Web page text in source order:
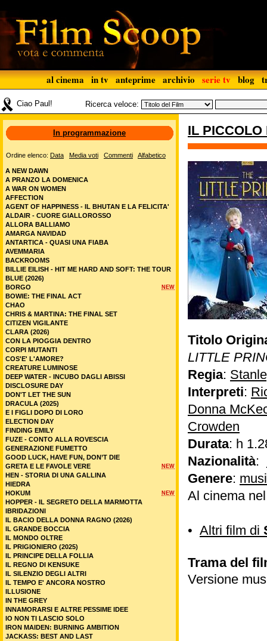
al cinema in tv anteprime archivio serie tv blog
Ciao Paul! Ricerca veloce:
IL PICCOLO
Titolo
LITTLE
Regia:
Interpreti:
Donna
Crowden
Durata: h
Nazionalità:
Genere:
Al cinema
• Altri film di
Trama del
Versione
In programmazione
Ordine elenco: Data Media voti Commenti Alfabetico
A NEW DAWN
A PRANZO LA DOMENICA
A WAR ON WOMEN
AFFECTION
AGENT OF HAPPINESS - IL BHUTAN E LA FELICITA'
ALDAIR - CUORE GIALLOROSSO
ALLORA BALLIAMO
AMARGA NAVIDAD
ANTARTICA - QUASI UNA FIABA
AVEMMARIA
BACKROOMS
BILLIE EILISH - HIT ME HARD AND SOFT: THE TOUR
BLUE (2026)
NEW
BORGO
BOWIE: THE FINAL ACT
CHAO
CHRIS & MARTINA: THE FINAL SET
CITIZEN VIGILANTE
CLARA (2026)
CON LA PIOGGIA DENTRO
CORPI MUTANTI
COS'E' L'AMORE?
CREATURE LUMINOSE
DEEP WATER - INCUBO DAGLI ABISSI
DISCLOSURE DAY
DON'T LET THE SUN
DRACULA (2025)
E I FIGLI DOPO DI LORO
ELECTION DAY
FINDING EMILY
FUZE - CONTO ALLA ROVESCIA
GENERAZIONE FUMETTO
GOOD LUCK, HAVE FUN, DON’T DIE
NEW
GRETA E LE FAVOLE VERE
HEN - STORIA DI UNA GALLINA
HIEDRA
NEW
HOKUM
HOPPER - IL SEGRETO DELLA MARMOTTA
IBRIDAZIONI
IL BACIO DELLA DONNA RAGNO (2026)
IL GRANDE BOCCIA
IL MONDO OLTRE
IL PRIGIONIERO (2025)
IL PRINCIPE DELLA FOLLIA
IL REGNO DI KENSUKE
IL SILENZIO DEGLI ALTRI
IL TEMPO E' ANCORA NOSTRO
ILLUSIONE
IN THE GREY
INNAMORARSI E ALTRE PESSIME IDEE
IO NON TI LASCIO SOLO
IRON MAIDEN: BURNING AMBITION
JACKASS: BEST AND LAST